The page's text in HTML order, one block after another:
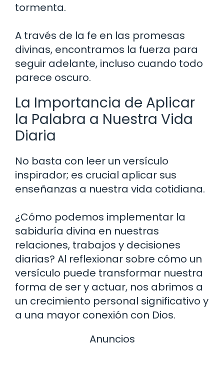
tormenta.
A través de la fe en las promesas
divinas, encontramos la fuerza para
seguir adelante, incluso cuando todo
parece oscuro.
La Importancia de Aplicar
la Palabra a Nuestra Vida
Diaria
No basta con leer un versículo
inspirador; es crucial aplicar sus
enseñanzas a nuestra vida cotidiana.
¿Cómo podemos implementar la
sabiduría divina en nuestras
relaciones, trabajos y decisiones
diarias? Al reflexionar sobre cómo un
versículo puede transformar nuestra
forma de ser y actuar, nos abrimos a
un crecimiento personal significativo y
a una mayor conexión con Dios.
Anuncios